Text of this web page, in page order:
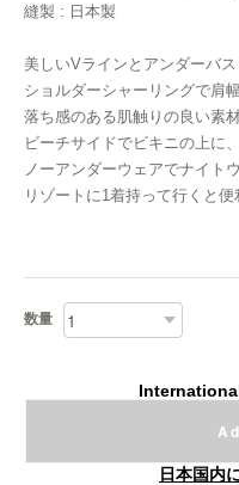
縫製 : 日本製
美しいVラインとアンダーバ
ショルダーシャーリングで肩
落ち感のある肌触りの良い素材
ビーチサイドでビキニの上に、
ノーアンダーウェアでナイト
リゾートに1着持って行くと
数量
日本国内